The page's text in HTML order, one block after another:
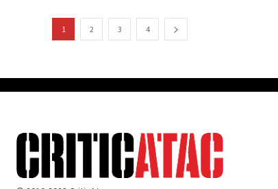
1 2 3 4